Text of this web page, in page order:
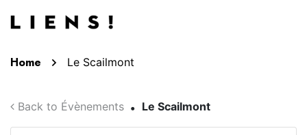
Home Le Scailmont
Back to Évènements Le Scailmont